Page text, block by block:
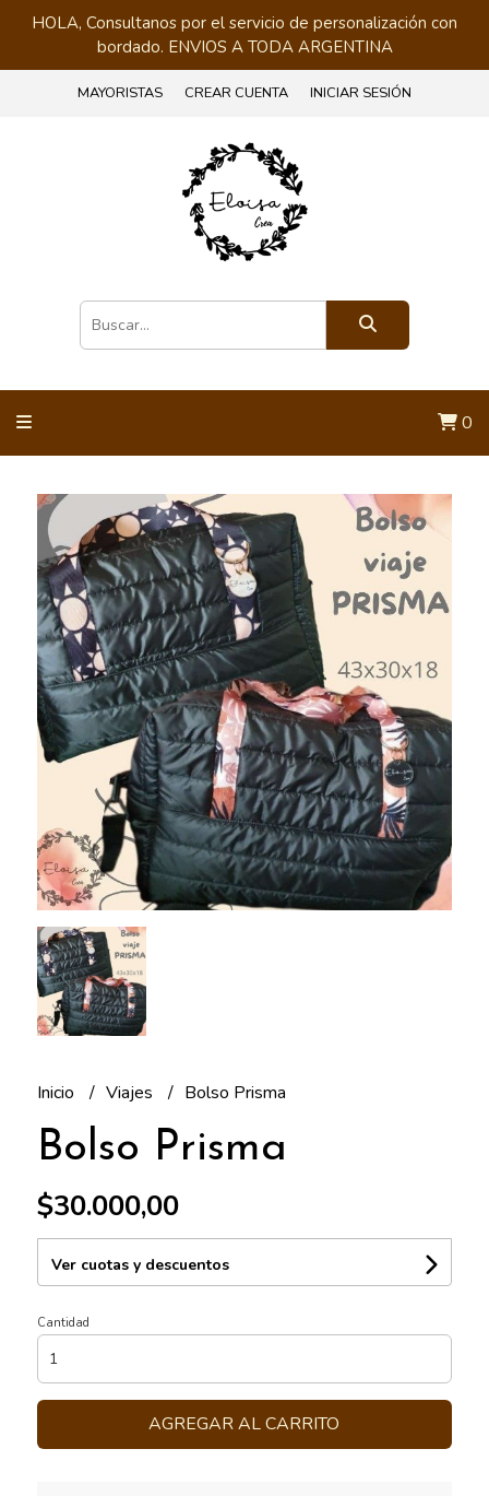
HOLA, Consultanos por el servicio de personalización con
bordado. ENVIOS A TODA ARGENTINA
MAYORISTAS CREAR CUENTA INICIAR SESIÓN
0
Inicio Viajes Bolso Prisma
Bolso Prisma
$30.000,00
Ver cuotas y descuentos
Cantidad
AGREGAR AL CARRITO